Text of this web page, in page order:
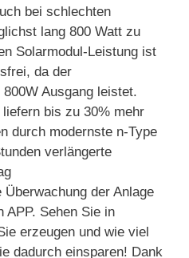
bei schlechten
lang 800 Watt zu
Solarmodul-Leistung ist
da der
Ausgang leistet.
bis zu 30% mehr
durch modernste n-Type
verlängerte
der Anlage
APP. Sehen Sie in
erzeugen und wie viel
dadurch einsparen! Dank